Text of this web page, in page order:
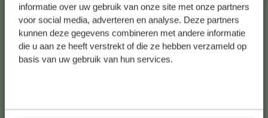
informatie over uw gebruik van onze site met onze partners
voor social media, adverteren en analyse. Deze partners
kunnen deze gegevens combineren met andere informatie
die u aan ze heeft verstrekt of die ze hebben verzameld op
basis van uw gebruik van hun services.
Alle 62 Geschäfte anzeigen
Kundenservice/Hilfe
Sie sich bitte an unseren Kundenservice. Oder lesen Sie hier